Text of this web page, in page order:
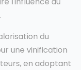
du
une vinification
en adoptant